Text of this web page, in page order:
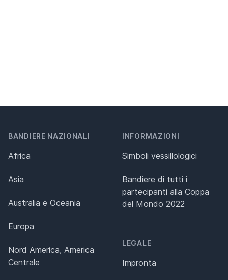
BANDIERE NAZIONALI
Africa
Asia
Australia e Oceania
Europa
Nord America, America
Centrale
INFORMAZIONI
Simboli vessillologici
Bandiere di tutti i
partecipanti alla Coppa
del Mondo 2022
LEGALE
Impronta